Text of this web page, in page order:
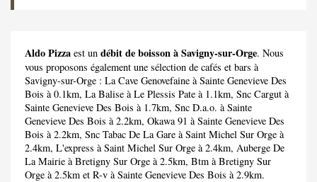
Aldo Pizza est un débit de boisson à Savigny-sur-Orge. Nous
vous proposons également une sélection de cafés et bars à
Savigny-sur-Orge : La Cave Genovefaine à Sainte Genevieve Des
Bois à 0.1km, La Balise à Le Plessis Pate à 1.1km, Snc Cargut à
Sainte Genevieve Des Bois à 1.7km, Snc D.a.o. à Sainte
Genevieve Des Bois à 2.2km, Okawa 91 à Sainte Genevieve Des
Bois à 2.2km, Snc Tabac De La Gare à Saint Michel Sur Orge à
2.4km, L'express à Saint Michel Sur Orge à 2.4km, Auberge De
La Mairie à Bretigny Sur Orge à 2.5km, Btm à Bretigny Sur
Orge à 2.5km et R-v à Sainte Genevieve Des Bois à 2.9km.